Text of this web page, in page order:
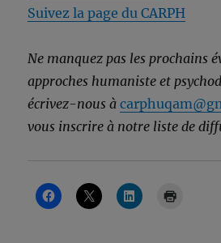
Suivez la page du CARPH
Ne manquez pas les prochains
approches humaniste et
écrivez-nous à
vous inscrire à notre liste de